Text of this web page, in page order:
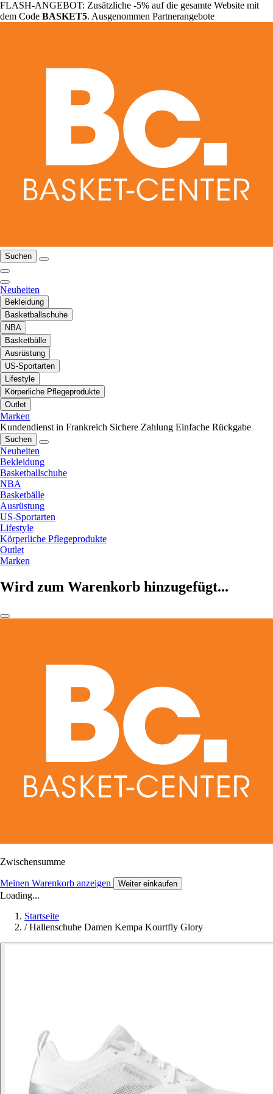
FLASH-ANGEBOT: Zusätzliche -5% auf die gesamte Website mit
dem Code BASKET5. Ausgenommen Partnerangebote
Suchen
Neuheiten
Bekleidung
Basketballschuhe
NBA
Basketbälle
Ausrüstung
US-Sportarten
Lifestyle
Körperliche Pflegeprodukte
Outlet
Marken
Kundendienst in Frankreich Sichere Zahlung Einfache Rückgabe
Suchen
Neuheiten
Bekleidung
Basketballschuhe
NBA
Basketbälle
Ausrüstung
US-Sportarten
Lifestyle
Körperliche Pflegeprodukte
Outlet
Marken
Wird zum Warenkorb hinzugefügt...
Zwischensumme
Meinen Warenkorb anzeigen Weiter einkaufen
Loading...
Startseite
/ Hallenschuhe Damen Kempa Kourtfly Glory